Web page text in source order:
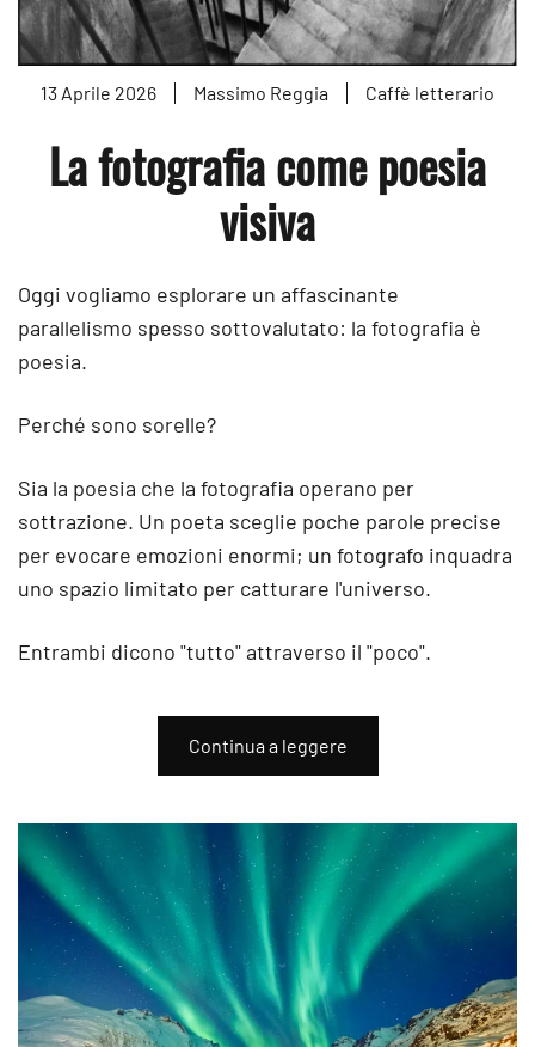
13 Aprile 2026 Massimo Reggia Caffè letterario
La fotografia come poesia
visiva
Oggi vogliamo esplorare un affascinante
parallelismo spesso sottovalutato: la fotografia è
poesia.
Perché sono sorelle?
Sia la poesia che la fotografia operano per
sottrazione. Un poeta sceglie poche parole precise
per evocare emozioni enormi; un fotografo inquadra
uno spazio limitato per catturare l'universo.
Entrambi dicono "tutto" attraverso il "poco".
Continua a leggere